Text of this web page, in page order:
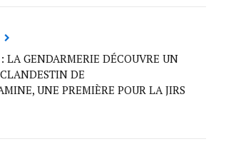
LA GENDARMERIE DÉCOUVRE UN
DE
UNE PREMIÈRE POUR LA JIRS